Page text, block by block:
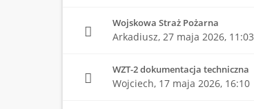
Wojskowa Straż Pożarna
Arkadiusz, 27 maja 2026, 11:03
WZT-2 dokumentacja techniczna
Wojciech, 17 maja 2026, 16:10